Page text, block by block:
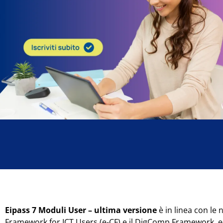
Eipass 7 Moduli User – ultima versione è in linea con le